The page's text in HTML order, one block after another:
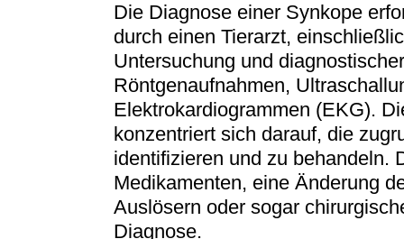
Die Diagnose einer Synkope
durch einen Tierarzt,
Untersuchung und
Röntgenaufnahmen,
Elektrokardiogrammen (EKG).
konzentriert sich darauf, die
identifizieren und zu behandeln.
Medikamenten, eine Änderung
Auslösern oder sogar
Diagnose.